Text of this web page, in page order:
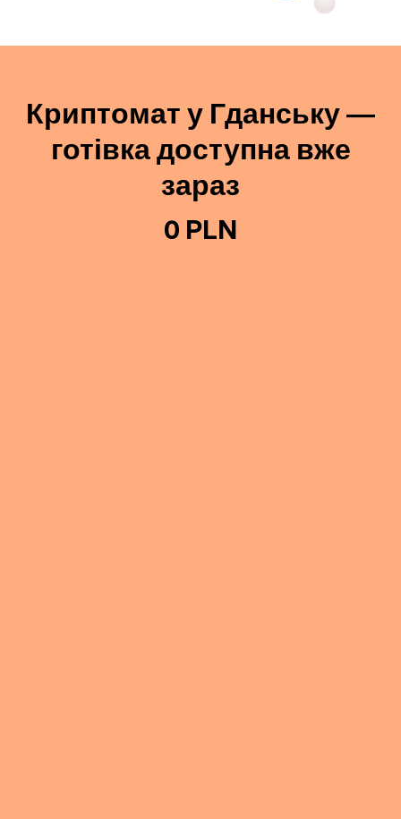
Криптомат у Гданську —
готівка доступна вже
зараз
0 PLN